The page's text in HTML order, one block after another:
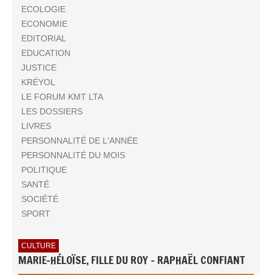
ECOLOGIE
ECONOMIE
EDITORIAL
EDUCATION
JUSTICE
KRÉYOL
LE FORUM KMT LTA
LES DOSSIERS
LIVRES
PERSONNALITÉ DE L'ANNÉE
PERSONNALITÉ DU MOIS
POLITIQUE
SANTÉ
SOCIÉTÉ
SPORT
CULTURE
MARIE-HÉLOÏSE, FILLE DU ROY - RAPHAËL CONFIANT